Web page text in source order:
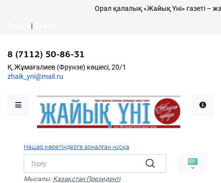
Қалалықтар қаперіне
Қоғам
Дені сау ұлт
Спорт
Қ.Жұмағалиев (Фрунзе)
Орал қалалық «Жайық Үні» газеті –
|
8 (7112) 50-86-31
Қ.Жұмағалиев (Фрунзе) көшесі, 20/1
zhaik_yni@mail.ru
Нашар көретіндерге арналған нұсқа
Мысалы: Қазақстан Президенті